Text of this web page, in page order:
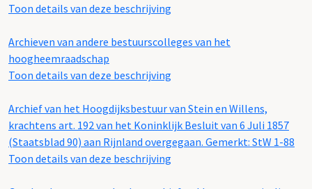
Toon details van deze beschrijving
Archieven van andere bestuurscolleges van het
hoogheemraadschap
Toon details van deze beschrijving
Archief van het Hoogdijksbestuur van Stein en Willens,
krachtens art. 192 van het Koninklijk Besluit van 6 Juli 1857
(Staatsblad 90) aan Rijnland overgegaan. Gemerkt: StW 1-88
Toon details van deze beschrijving